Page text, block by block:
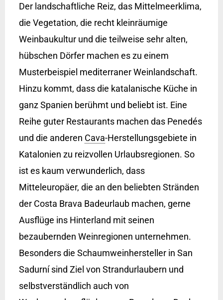
Der landschaftliche Reiz, das Mittelmeerklima,
die Vegetation, die recht kleinräumige
Weinbaukultur und die teilweise sehr alten,
hübschen Dörfer machen es zu einem
Musterbeispiel mediterraner Weinlandschaft.
Hinzu kommt, dass die katalanische Küche in
ganz Spanien berühmt und beliebt ist. Eine
Reihe guter Restaurants machen das Penedés
und die anderen Cava-Herstellungsgebiete in
Katalonien zu reizvollen Urlaubsregionen. So
ist es kaum verwunderlich, dass
Mitteleuropäer, die an den beliebten Stränden
der Costa Brava Badeurlaub machen, gerne
Ausflüge ins Hinterland mit seinen
bezaubernden Weinregionen unternehmen.
Besonders die Schaumweinhersteller in San
Sadurní sind Ziel von Strandurlaubern und
selbstverständlich auch von